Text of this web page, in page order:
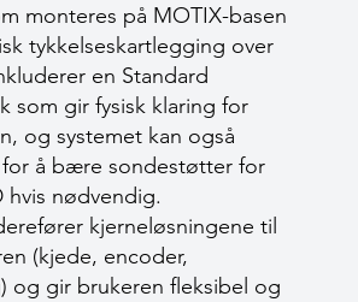
monteres på MOTIX-basen
tykkelseskartlegging over
en Standard
som gir fysisk klaring for
og systemet kan også
for å bære sondestøtter for
hvis nødvendig.
kjerneløsningene til
(kjede, encoder,
og gir brukeren fleksibel og